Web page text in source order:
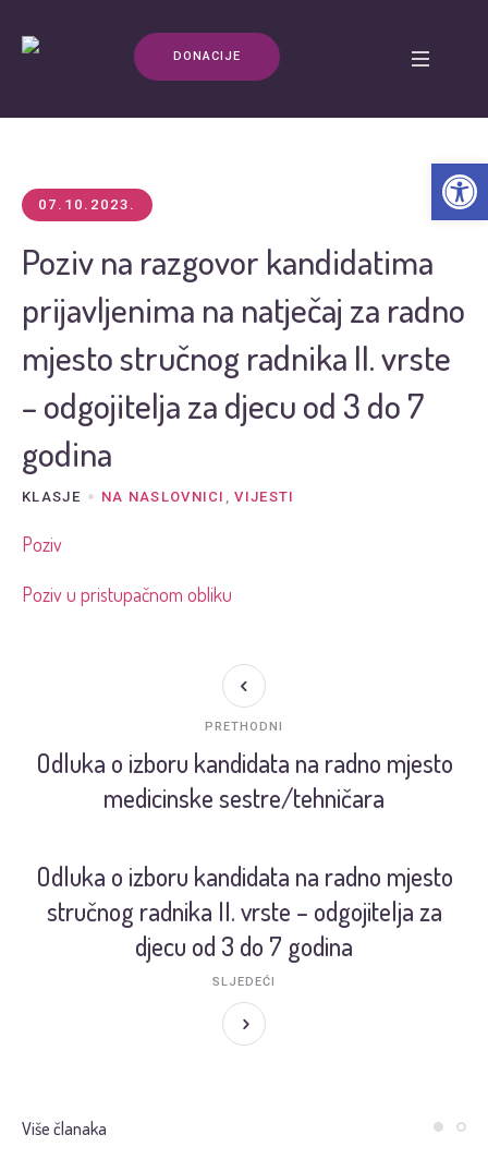
DONACIJE
07.10.2023.
Poziv na razgovor kandidatima
prijavljenima na natječaj za radno
mjesto stručnog radnika II. vrste
– odgojitelja za djecu od 3 do 7
godina
KLASJE NA NASLOVNICI ,VIJESTI
Poziv
Poziv u pristupačnom obliku
Odluka o izboru kandidata na radno mjesto
medicinske sestre/tehničara
PRETHODNI
Odluka o izboru kandidata na radno mjesto
stručnog radnika II. vrste – odgojitelja za
djecu od 3 do 7 godina
SLJEDEĆI
Više članaka